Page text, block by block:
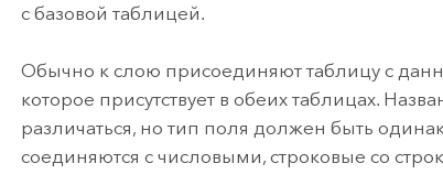
с базовой таблицей.
Обычно к слою присоединяют таблицу с
которое присутствует в обеих таблицах.
различаться, но тип поля должен быть
соединяются с числовыми, строковые со